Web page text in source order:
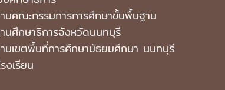
นคณะกรรมการการศึกษาขั้นพื้นฐาน
นศึกษาธิการจังหวัดนนทบุรี
นเขตพื้นที่การศึกษามัธยมศึกษา นนทบุรี
งเรียน